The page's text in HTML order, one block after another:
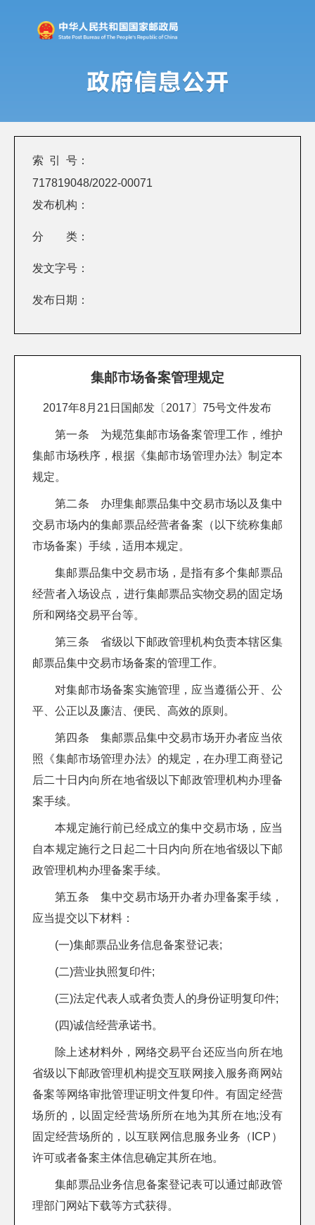
索 引 号：
717819048/2022-00071
发布机构：
分 类：
发文字号：
发布日期：
集邮市场备案管理规定
2017年8月21日国邮发〔2017〕75号文件发布
第一条 为规范集邮市场备案管理工作，维护
集邮市场秩序，根据《集邮市场管理办法》制定本
规定。
第二条 办理集邮票品集中交易市场以及集中
交易市场内的集邮票品经营者备案（以下统称集邮
市场备案）手续，适用本规定。
集邮票品集中交易市场，是指有多个集邮票品
经营者入场设点，进行集邮票品实物交易的固定场
所和网络交易平台等。
第三条 省级以下邮政管理机构负责本辖区集
邮票品集中交易市场备案的管理工作。
对集邮市场备案实施管理，应当遵循公开、公
平、公正以及廉洁、便民、高效的原则。
第四条 集邮票品集中交易市场开办者应当依
照《集邮市场管理办法》的规定，在办理工商登记
后二十日内向所在地省级以下邮政管理机构办理备
案手续。
本规定施行前已经成立的集中交易市场，应当
自本规定施行之日起二十日内向所在地省级以下邮
政管理机构办理备案手续。
第五条 集中交易市场开办者办理备案手续，
应当提交以下材料：
(一)集邮票品业务信息备案登记表;
(二)营业执照复印件;
(三)法定代表人或者负责人的身份证明复印件;
(四)诚信经营承诺书。
除上述材料外，网络交易平台还应当向所在地
省级以下邮政管理机构提交互联网接入服务商网站
备案等网络审批管理证明文件复印件。有固定经营
场所的，以固定经营场所所在地为其所在地;没有
固定经营场所的，以互联网信息服务业务（ICP）
许可或者备案主体信息确定其所在地。
集邮票品业务信息备案登记表可以通过邮政管
理部门网站下载等方式获得。